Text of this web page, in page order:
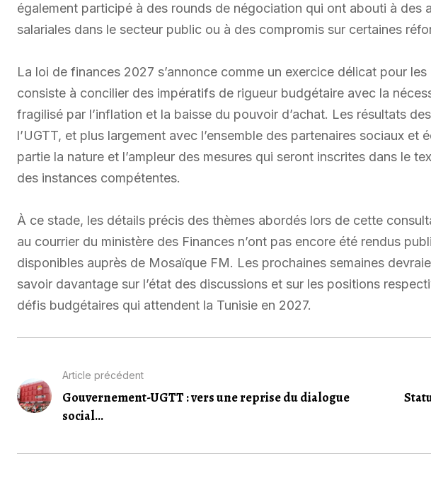
également participé à des rounds de négociation qui ont abouti à des
salariales dans le secteur public ou à des compromis sur certaines
La loi de finances 2027 s’annonce comme un exercice délicat pour les
consiste à concilier des impératifs de rigueur budgétaire avec la
fragilisé par l’inflation et la baisse du pouvoir d’achat. Les résultats
l’UGTT, et plus largement avec l’ensemble des partenaires sociaux et
partie la nature et l’ampleur des mesures qui seront inscrites dans le
des instances compétentes.
À ce stade, les détails précis des thèmes abordés lors de cette
au courrier du ministère des Finances n’ont pas encore été rendus
disponibles auprès de Mosaïque FM. Les prochaines semaines
savoir davantage sur l’état des discussions et sur les positions
défis budgétaires qui attendent la Tunisie en 2027.
Article précédent
Gouvernement-UGTT : vers une reprise du dialogue
social...